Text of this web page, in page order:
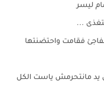
ليسر
...
فقامت واحتضنتها
يد مانتحرمش ياست الكل